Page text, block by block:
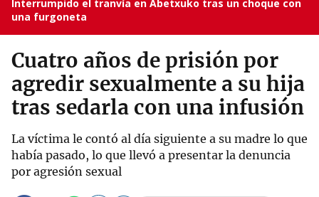
Interrumpido el tranvía en Abetxuko tras un choque con
una furgoneta
Cuatro años de prisión por
agredir sexualmente a su hija
tras sedarla con una infusión
La víctima le contó al día siguiente a su madre lo que
había pasado, lo que llevó a presentar la denuncia
por agresión sexual